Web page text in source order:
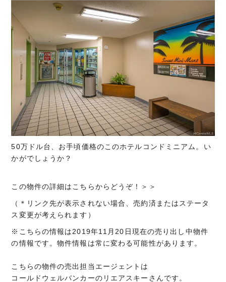
50万ドル台、お手頃価格のこのホテルコンドミニアム。い
かがでしょうか？
この物件の詳細はこちらからどうぞ！＞＞
（＊リンク先が表示されない場合、売約済またはステータ
ス変更が考えられます）
※こちらの情報は2019年11月20日現在の売り出し中物件
の情報です。物件情報は常に変わる可能性があります。
こちらの物件の売出担当エージェントは
コールドウェルバンカーのリエアスキーさんです。